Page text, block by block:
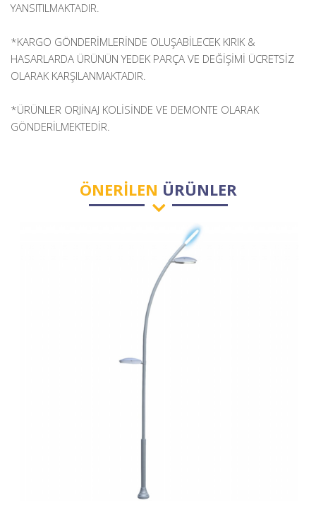
YANSITILMAKTADIR.
*KARGO GÖNDERİMLERİNDE OLUŞABİLECEK KIRIK &
HASARLARDA ÜRÜNÜN YEDEK PARÇA VE DEĞİŞİMİ ÜCRETSİZ
OLARAK KARŞILANMAKTADIR.
*ÜRÜNLER ORJİNAJ KOLİSİNDE VE DEMONTE OLARAK
GÖNDERİLMEKTEDİR.
ÖNERİLEN ÜRÜNLER